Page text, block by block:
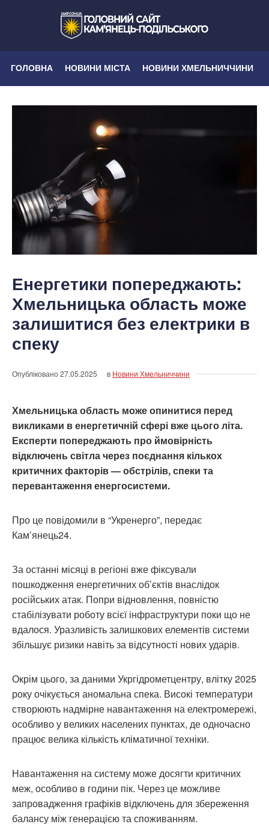
ГОЛОВНА НОВИНИ МІСТА НОВИНИ ХМЕЛЬНИЧЧИНИ
Енергетики попереджають:
Хмельницька область може
залишитися без електрики в
спеку
Опубліковано27.05.2025 в Новини Хмельниччини
Хмельницька область може опинитися перед
викликами в енергетичній сфері вже цього літа.
Експерти попереджають про ймовірність
відключень світла через поєднання кількох
критичних факторів — обстрілів, спеки та
перевантаження енергосистеми.
Про це повідомили в “Укренерго”, передає
Кам’янець24.
За останні місяці в регіоні вже фіксували
пошкодження енергетичних об’єктів внаслідок
російських атак. Попри відновлення, повністю
стабілізувати роботу всієї інфраструктури поки що не
вдалося. Уразливість залишкових елементів системи
збільшує ризики навіть за відсутності нових ударів.
Окрім цього, за даними Укргідрометцентру, влітку 2025
року очікується аномальна спека. Високі температури
створюють надмірне навантаження на електромережі,
особливо у великих населених пунктах, де одночасно
працює велика кількість кліматичної техніки.
Навантаження на систему може досягти критичних
меж, особливо в години пік. Через це можливе
запровадження графіків відключень для збереження
балансу між генерацією та споживанням.